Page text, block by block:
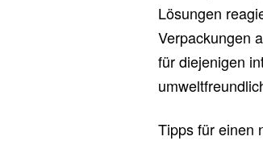
Lösungen
Verpackungen
für diejenigen
Tipps für einen